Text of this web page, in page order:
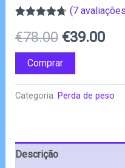
com4.67
em 5 com
base em
classificações
de clientes
(7
€78.00 O
preço
original
€39.00O
Comprar
Categoria: Perda de peso
Descrição